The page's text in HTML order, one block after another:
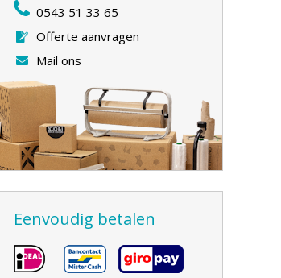
0543 51 33 65
Offerte aanvragen
Mail ons
Eenvoudig betalen